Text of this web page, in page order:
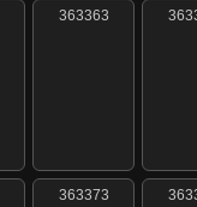
363363
363373